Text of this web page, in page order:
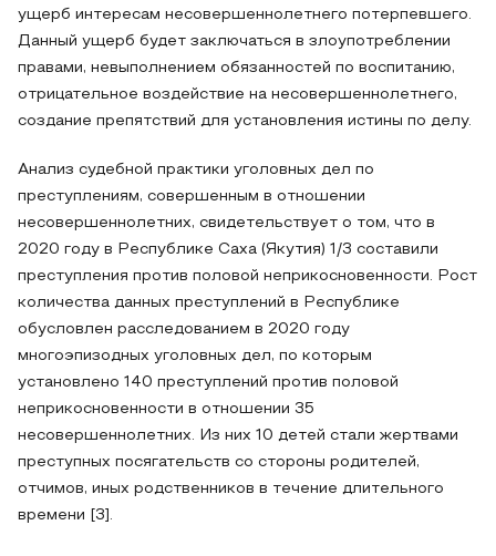
ущерб интересам несовершеннолетнего потерпевшего.
Данный ущерб будет заключаться в злоупотреблении
правами, невыполнением обязанностей по воспитанию,
отрицательное воздействие на несовершеннолетнего,
создание препятствий для установления истины по делу.
Анализ судебной практики уголовных дел по
преступлениям, совершенным в отношении
несовершеннолетних, свидетельствует о том, что в
2020 году в Республике Саха (Якутия) 1/3 составили
преступления против половой неприкосновенности. Рост
количества данных преступлений в Республике
обусловлен расследованием в 2020 году
многоэпизодных уголовных дел, по которым
установлено 140 преступлений против половой
неприкосновенности в отношении 35
несовершеннолетних. Из них 10 детей стали жертвами
преступных посягательств со стороны родителей,
отчимов, иных родственников в течение длительного
времени [3].